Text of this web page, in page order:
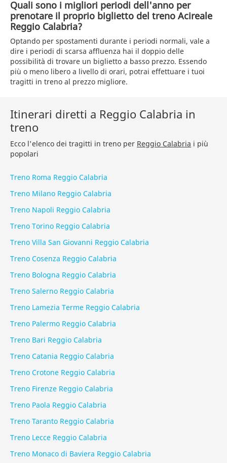
Quali sono i migliori periodi dell'anno per
prenotare il proprio biglietto del treno Acireale
Reggio Calabria?
Optando per spostamenti durante i periodi normali, vale a
dire i periodi di scarsa affluenza hai il doppio delle
possibilità di trovare un biglietto a basso prezzo. Essendo
più o meno libero a livello di orari, potrai effettuare i tuoi
tragitti in treno al prezzo migliore.
Itinerari diretti a Reggio Calabria in
treno
Ecco l'elenco dei tragitti in treno per Reggio Calabria i più
popolari
Treno Roma Reggio Calabria
Treno Milano Reggio Calabria
Treno Napoli Reggio Calabria
Treno Torino Reggio Calabria
Treno Villa San Giovanni Reggio Calabria
Treno Cosenza Reggio Calabria
Treno Bologna Reggio Calabria
Treno Salerno Reggio Calabria
Treno Lamezia Terme Reggio Calabria
Treno Palermo Reggio Calabria
Treno Bari Reggio Calabria
Treno Catania Reggio Calabria
Treno Crotone Reggio Calabria
Treno Firenze Reggio Calabria
Treno Paola Reggio Calabria
Treno Taranto Reggio Calabria
Treno Lecce Reggio Calabria
Treno Monaco di Baviera Reggio Calabria